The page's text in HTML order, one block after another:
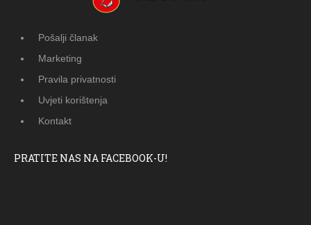
Pošalji članak
Marketing
Pravila privatnosti
Uvjeti korištenja
Kontakt
PRATITE NAS NA FACEBOOK-U!